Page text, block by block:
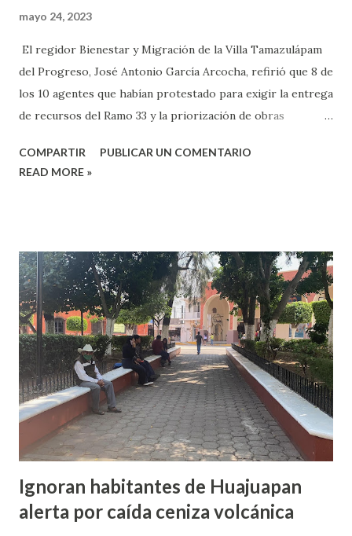
mayo 24, 2023
El regidor Bienestar y Migración de la Villa Tamazulápam
del Progreso, José Antonio García Arcocha, refirió que 8 de
los 10 agentes que habían protestado para exigir la entrega
de recursos del Ramo 33 y la priorización de obras
Quiroz Salcedo. García Arcocha, refirió que los acuerdos a
este 2023. “Estas 8 agencias ganaron que se les de la
participación del Ramo 28 de 250 mil pesos anuales, lo que
recibe el municipio son casi 33 millones de pesos, como
Cabildo aprobamos un presupuesto de 28 millones de
pesos, y con lo que recauda que son 4.5 millones de pesos
más, hay recursos necesarios para poder entregarle a cada
agencia lo que le corresponde”, expresó. Enfatizó que la
queja de las age...
COMPARTIR
PUBLICAR UN COMENTARIO
READ MORE »
Ignoran habitantes de Huajuapan
alerta por caída ceniza volcánica